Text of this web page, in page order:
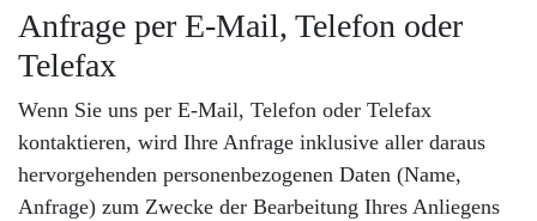
Anfrage per E-Mail, Telefon oder
Telefax
Wenn Sie uns per E-Mail, Telefon oder Telefax
kontaktieren, wird Ihre Anfrage inklusive aller daraus
hervorgehenden personenbezogenen Daten (Name,
Anfrage) zum Zwecke der Bearbeitung Ihres Anliegens